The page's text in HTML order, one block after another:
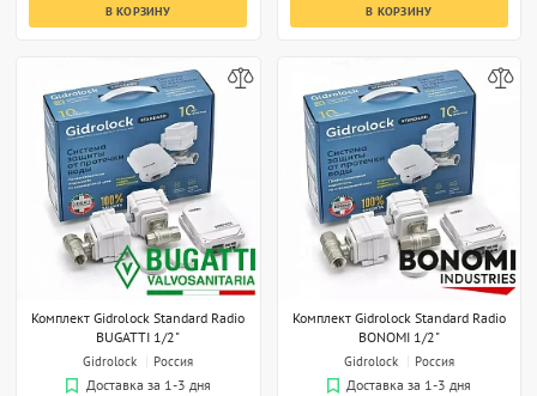
В КОРЗИНУ В КОРЗИНУ
Комплект Gidrolock Standard Radio
BUGATTI 1/2"
Gidrolock
Россия
Доставка за 1-3 дня
Комплект Gidrolock Standard Radio
BONOMI 1/2"
Gidrolock
Россия
Доставка за 1-3 дня